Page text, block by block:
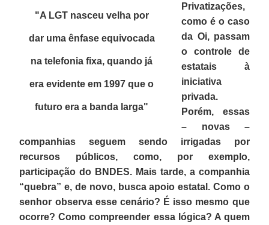
"A LGT nasceu velha por
dar uma ênfase equivocada
na telefonia fixa, quando já
era evidente em 1997 que o
futuro era a banda larga"
Privatizações,
como é o caso
da Oi, passam
o controle de
estatais à
iniciativa
privada.
Porém, essas
– novas –
companhias seguem sendo irrigadas por
recursos públicos, como, por exemplo,
participação do BNDES. Mais tarde, a companhia
“quebra” e, de novo, busca apoio estatal. Como o
senhor observa esse cenário? É isso mesmo que
ocorre? Como compreender essa lógica? A quem